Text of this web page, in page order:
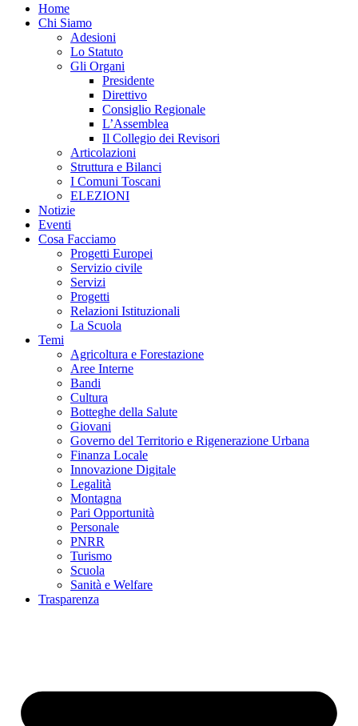
Home
Chi Siamo
Adesioni
Lo Statuto
Gli Organi
Presidente
Direttivo
Consiglio Regionale
L’Assemblea
Il Collegio dei Revisori
Articolazioni
Struttura e Bilanci
I Comuni Toscani
ELEZIONI
Notizie
Eventi
Cosa Facciamo
Progetti Europei
Servizio civile
Servizi
Progetti
Relazioni Istituzionali
La Scuola
Temi
Agricoltura e Forestazione
Aree Interne
Bandi
Cultura
Botteghe della Salute
Giovani
Governo del Territorio e Rigenerazione Urbana
Finanza Locale
Innovazione Digitale
Legalità
Montagna
Pari Opportunità
Personale
PNRR
Turismo
Scuola
Sanità e Welfare
Trasparenza